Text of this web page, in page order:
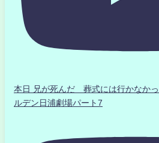
本日 兄が死んだ 葬式には行かなか
ルデン日浦劇場パート7